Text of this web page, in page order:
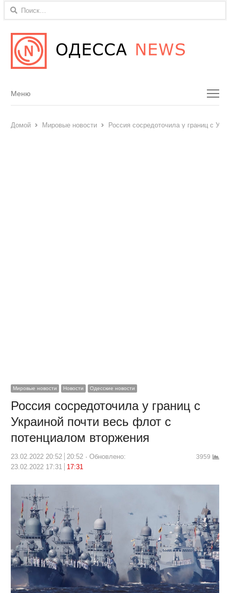
Найти:
Menu
Меню
Домой Мировые новости Россия сосредоточила у границ с
Мировые новости Новости Одесские новости
Россия сосредоточила у границ с
Украиной почти весь флот с
потенциалом вторжения
23.02.2022 20:52 20:52
Обновлено:
23.02.2022 17:31
17:31
3959